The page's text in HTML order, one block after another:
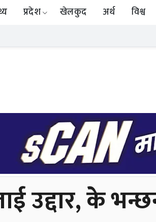
प्रदेश खेलकुद अर्थ विश्व
उद्दार, के